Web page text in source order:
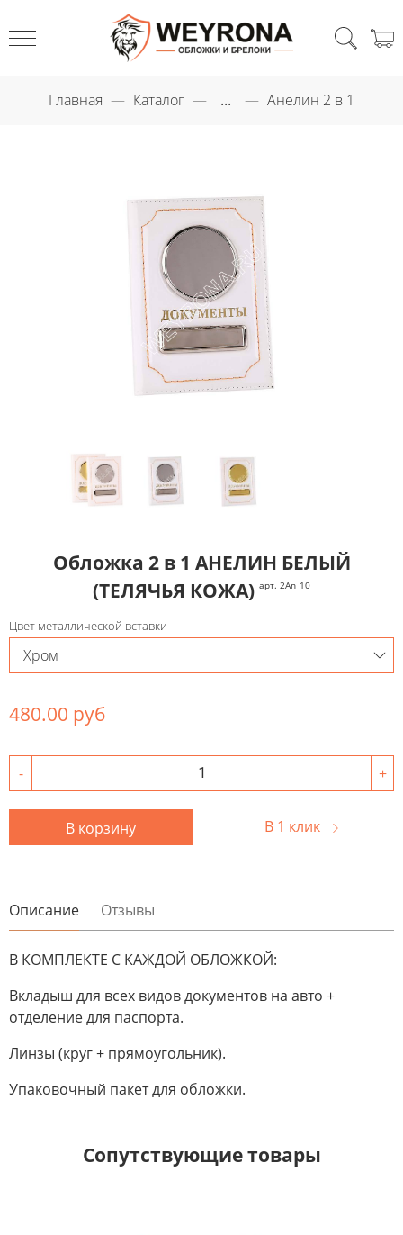
Главная Каталог ... Анелин 2 в 1
Обложка 2 в 1 АНЕЛИН БЕЛЫЙ
(ТЕЛЯЧЬЯ КОЖА) арт. 2An_10
Цвет металлической вставки
480.00 руб
- +
В корзину В 1 клик
Описание Отзывы
В КОМПЛЕКТЕ С КАЖДОЙ ОБЛОЖКОЙ:
Вкладыш для всех видов документов на авто +
отделение для паспорта.
Линзы (круг + прямоугольник).
Упаковочный пакет для обложки.
Сопутствующие товары